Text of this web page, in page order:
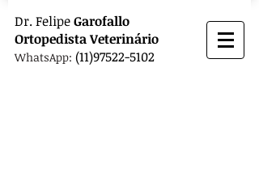
Dr. FelipeGarofallo
OrtopedistaVeterinário
WhatsApp: (11)97522-5102